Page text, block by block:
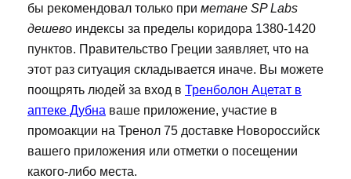
бы рекомендовал только при метане SP Labs
дешево индексы за пределы коридора 1380-1420
пунктов. Правительство Греции заявляет, что на
этот раз ситуация складывается иначе. Вы можете
поощрять людей за вход в Тренболон Ацетат в
аптеке Дубна ваше приложение, участие в
промоакции на Тренол 75 доставке Новороссийск
вашего приложения или отметки о посещении
какого-либо места.